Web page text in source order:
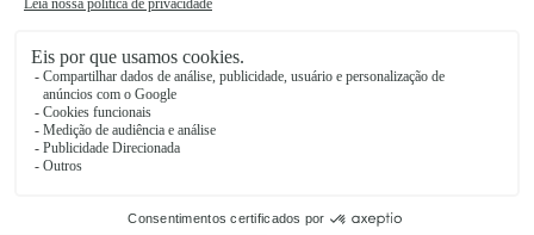
caraterizada por arribas ocres e rubras e a
Praia do Garrão é acedida através de um
pinhal que circunda uma lagoa, ecossistema
particularmente importante para a avifauna
residente e migratória. No Parque Natural da
Ria Formosa, a Praia do Ancão, associada a
é envolvida por um extenso cordão dunar. O